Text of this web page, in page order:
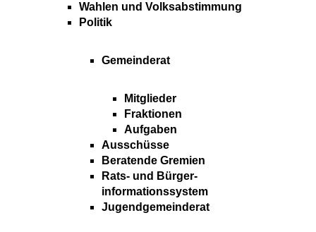
Wahlen und Volksabstimmung
Politik
Gemeinderat
Mitglieder
Fraktionen
Aufgaben
Ausschüsse
Beratende Gremien
Rats- und Bürger-
informationssystem
Jugendgemeinderat